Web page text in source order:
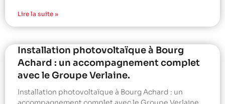
Lire la suite »
Installation photovoltaïque à Bourg
Achard : un accompagnement complet
avec le Groupe Verlaine.
Installation photovoltaïque à Bourg Achard : un